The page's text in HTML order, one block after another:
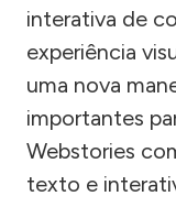
interativa de
experiência
uma nova
importantes
Webstories
texto e